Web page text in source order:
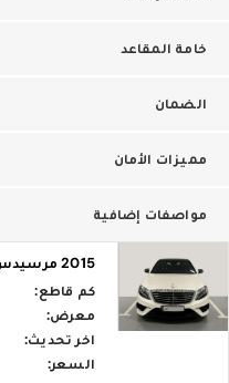
خامة المقاعد
الضمان
مميزات الأمان
مواصفات إضافية
2015 مرسيدس بنز الفئه S 63 AMG
كم قاطع:
معرض:
اخر تحديث:
السعر: